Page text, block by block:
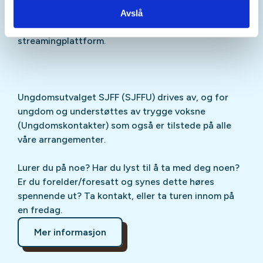
Avslå
påInstagram
TikTokog vår egenpodcastpå din favoritt-
streamingplattform.
Ungdomsutvalget SJFF (SJFFU) drives av, og for
ungdom og understøttes av trygge voksne
(Ungdomskontakter) som også er tilstede på alle
våre arrangementer.
Lurer du på noe? Har du lyst til å ta med deg noen?
Er du forelder/foresatt og synes dette høres
spennende ut? Ta kontakt, eller ta turen innom på
en fredag.
Mer informasjon